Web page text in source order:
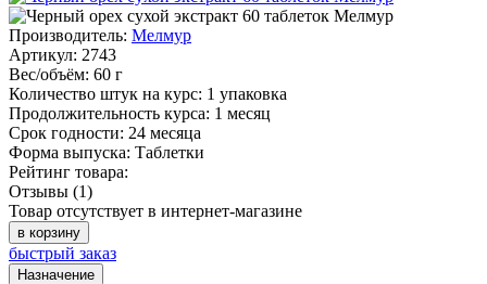
Производитель: Мелмур
Артикул: 2743
Вес/объём: 60 г
Количество штук на курс: 1 упаковка
Продолжительность курса: 1 месяц
Срок годности: 24 месяца
Форма выпуска: Таблетки
Рейтинг товара:
Отзывы (1)
Товар отсутствует в интернет-магазине
в корзину
быстрый заказ
Назначение